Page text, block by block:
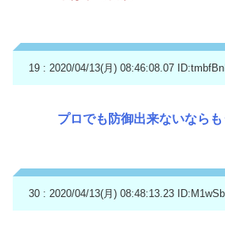
19 : 2020/04/13(月) 08:46:08.07
プロでも防御出来ないなら
30 : 2020/04/13(月) 08:48:13.23